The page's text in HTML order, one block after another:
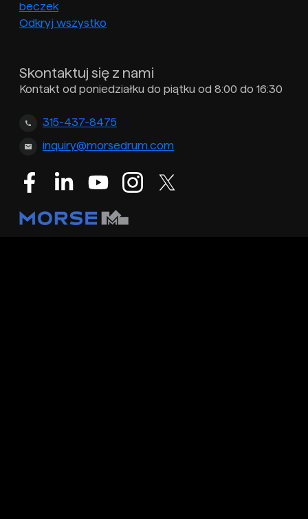
beczek
Odkryj wszystko
Skontaktuj się z nami
Kontakt od poniedziałku do piątku od 8:00 do 16:30
315-437-8475
inquiry@morsedrum.com